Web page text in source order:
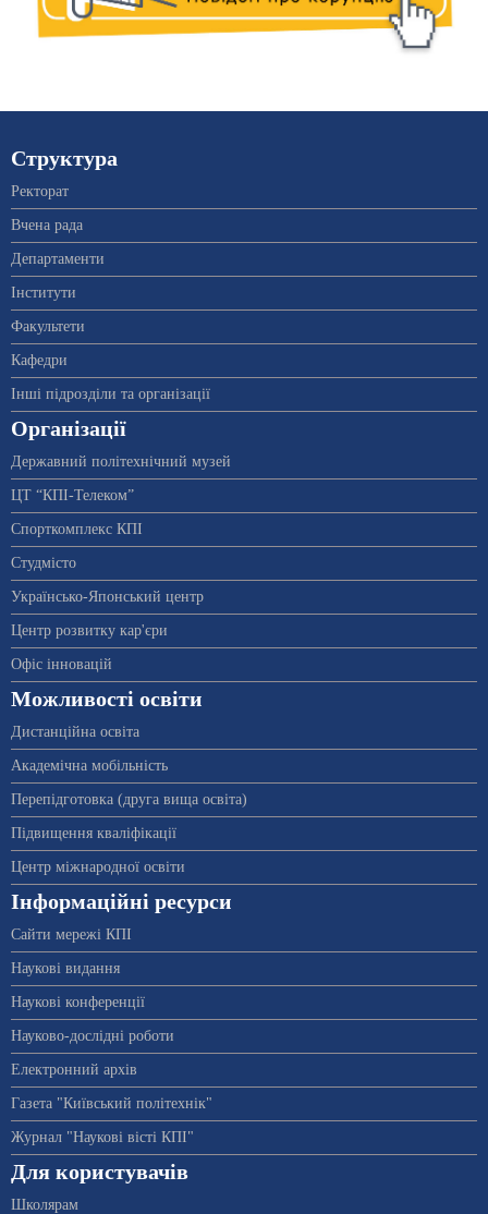
Структура
Ректорат
Вчена рада
Департаменти
Інститути
Факультети
Кафедри
Інші підрозділи та організації
Організації
Державний політехнічний музей
ЦТ “КПІ-Телеком”
Спорткомплекс КПІ
Студмісто
Українсько-Японський центр
Центр розвитку кар'єри
Офіс інновацій
Можливості освіти
Дистанційна освіта
Академічна мобільність
Перепідготовка (друга вища освіта)
Підвищення кваліфікації
Центр міжнародної освіти
Інформаційні ресурси
Сайти мережі КПІ
Наукові видання
Наукові конференції
Науково-дослідні роботи
Електронний архів
Газета "Київський політехнік"
Журнал "Наукові вісті КПІ"
Для користувачів
Школярам